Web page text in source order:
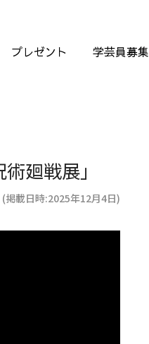
プレゼント 学芸員募集
廻戦展」
(掲載日時:2025年12月4日)